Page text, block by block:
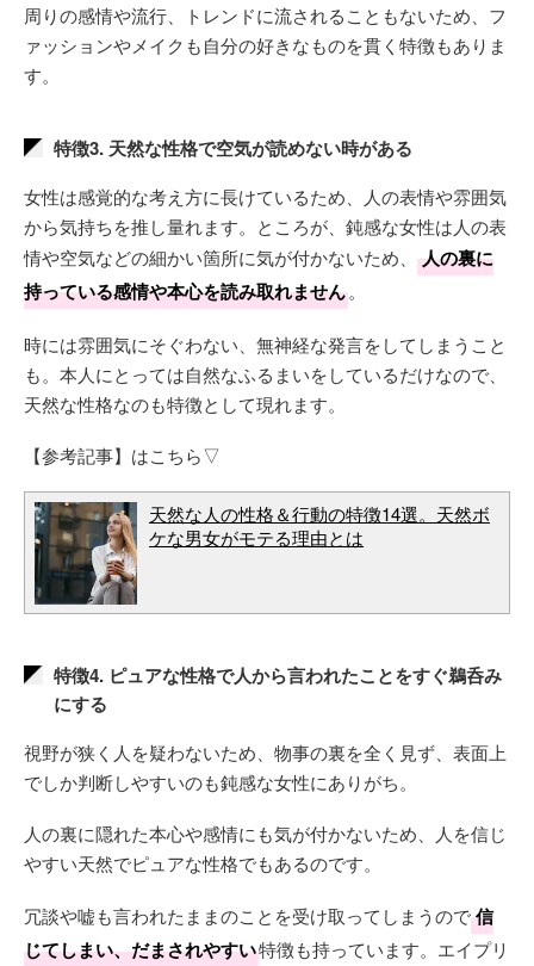
周りの感情や流行、トレンドに流されることもないため、フ
ァッションやメイクも自分の好きなものを貫く特徴もありま
す。
特徴3. 天然な性格で空気が読めない時がある
女性は感覚的な考え方に長けているため、人の表情や雰囲気
から気持ちを推し量れます。ところが、鈍感な女性は人の表
情や空気などの細かい箇所に気が付かないため、
人の裏に
持っている感情や本心を読み取れません。
時には雰囲気にそぐわない、無神経な発言をしてしまうこと
も。本人にとっては自然なふるまいをしているだけなので、
天然な性格なのも特徴として現れます。
【参考記事】はこちら▽
天然な人の性格＆行動の特徴14選。天然ボ
ケな男女がモテる理由とは
特徴4. ピュアな性格で人から言われたことをすぐ鵜呑み
にする
視野が狭く人を疑わないため、物事の裏を全く見ず、表面上
でしか判断しやすいのも鈍感な女性にありがち。
人の裏に隠れた本心や感情にも気が付かないため、人を信じ
やすい天然でピュアな性格でもあるのです。
冗談や嘘も言われたままのことを受け取ってしまうので信
じてしまい、だまされやすい特徴も持っています。エイプリ